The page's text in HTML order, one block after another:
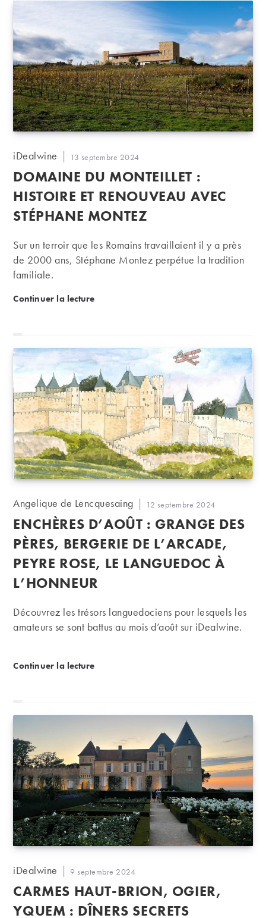
Auteur/autrice
la
publication :
iDealwine
Publication
publiée :
13 septembre 2024
DOMAINE DU MONTEILLET :
HISTOIRE ET RENOUVEAU AVEC
STÉPHANE MONTEZ
Sur un terroir que les Romains travaillaient il y a près
de 2000 ans, Stéphane Montez perpétue la tradition
familiale.
Continuer la lectureDomaine du Monteillet : histoire et renouveau
Auteur/autrice
la
publication :
Angelique de Lencquesaing
Publication
publiée :
12 septembre 2024
ENCHÈRES D’AOÛT : GRANGE DES
PÈRES, BERGERIE DE L’ARCADE,
PEYRE ROSE, LE LANGUEDOC À
L’HONNEUR
Découvrez les trésors languedociens pour lesquels les
amateurs se sont battus au mois d’août sur iDealwine.
Continuer la lectureEnchères d’août : Grange des Pères, Bergerie de
Auteur/autrice
la
publication :
iDealwine
Publication
publiée :
9 septembre 2024
CARMES HAUT-BRION, OGIER,
YQUEM : DÎNERS SECRETS